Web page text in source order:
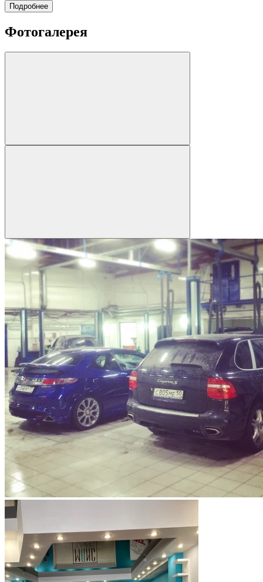
Подробнее
Фотогалерея